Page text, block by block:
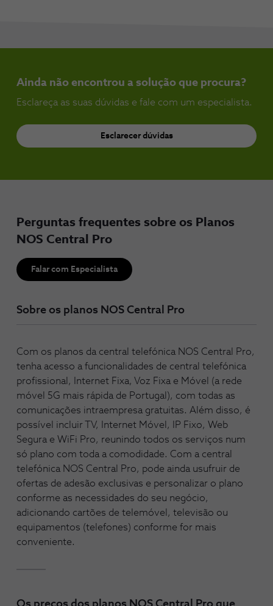
Ainda não encontrou a solução que procura?
Esclareça as suas dúvidas e fale com um especialista.
Esclarecer dúvidas
Perguntas frequentes sobre os Planos
NOS Central Pro
Falar com Especialista
Sobre os planos NOS Central Pro
Com os planos da central telefónica NOS Central Pro,
tenha acesso a funcionalidades de central telefónica
profissional, Internet Fixa, Voz Fixa e Móvel (a rede
móvel 5G mais rápida de Portugal), com todas as
comunicações intraempresa gratuitas. Além disso, é
possível incluir TV, Internet Móvel, IP Fixo, Web
Segura e WiFi Pro, reunindo todos os serviços num
só plano com toda a comodidade. Com a central
telefónica NOS Central Pro, pode ainda usufruir de
ofertas de adesão exclusivas e personalizar o plano
conforme as necessidades do seu negócio,
adicionando cartões de telemóvel, televisão ou
equipamentos (telefones) conforme for mais
conveniente.